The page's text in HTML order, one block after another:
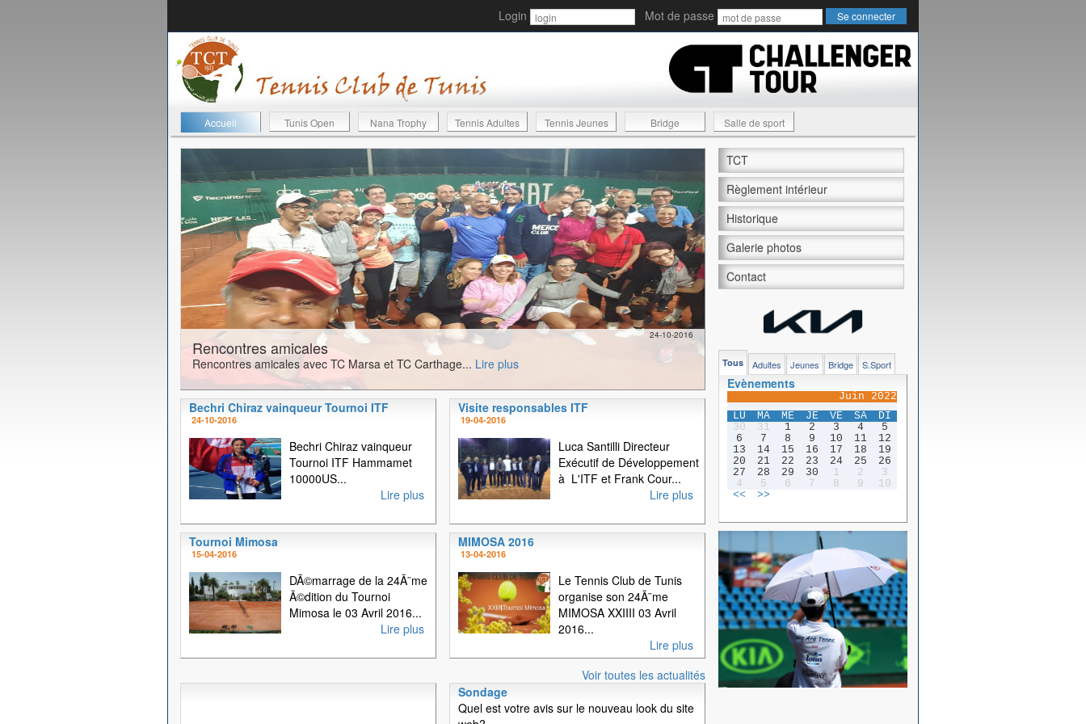
Login Mot de passe
Accueil Tunis Open Nana Trophy Tennis Adultes Tennis Jeunes Bridge Salle de sport
24-10-2016
Rencontres amicales
Rencontres amicales avec TC Marsa et TC Carthage... Lire plus
Bechri Chiraz vainqueur Tournoi ITF
24-10-2016
Bechri Chiraz vainqueur
Tournoi ITF Hammamet
10000US...
Lire plus
Visite responsables ITF
19-04-2016
Luca Santilli Directeur
Exécutif de Développement
à L'ITF et Frank Cour...
Lire plus
Tournoi Mimosa
15-04-2016
DÃ©marrage de la 24Ã¨me
Ã©dition du Tournoi
Mimosa le 03 Avril 2016...
Lire plus
MIMOSA 2016
13-04-2016
Le Tennis Club de Tunis
organise son 24Ã¨me
MIMOSA XXIIII 03 Avril
2016...
Lire plus
Voir toutes les actualités
Sondage
Quel est votre avis sur le nouveau look du site
TCT
Règlement intérieur
Historique
Galerie photos
Contact
Tous Adultes Jeunes Bridge S.Sport
Evènements
Juin 2022
LU
MA ME JE VE SA
DI
30
31 1 2 3 4
5
6
7 8 9 10 11
12
13
14 15 16 17 18
19
20
21 22 23 24 25
26
27
28 29 30 1 2
3
4
5 6 7 8 9
10
<<
>>